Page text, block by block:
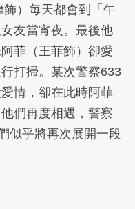
）每天都會到「午
友當宵夜。最後他
菲（王菲飾）卻愛
打掃。某次警察633
情，卻在此時阿菲
們再度相遇，警察
似乎將再次展開一段